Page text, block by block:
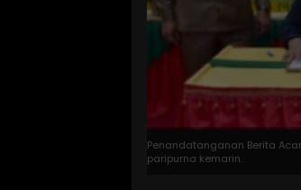
Penandatanganan Berita
paripurna kemarin.